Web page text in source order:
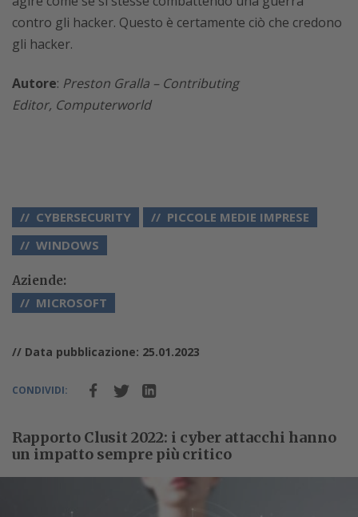
contro gli hacker. Questo è certamente ciò che credono
gli hacker.
Autore: Preston Gralla – Contributing
Editor, Computerworld
CYBERSECURITY
PICCOLE MEDIE IMPRESE
WINDOWS
Aziende:
MICROSOFT
// Data pubblicazione: 25.01.2023
CONDIVIDI:
Rapporto Clusit 2022: i cyber attacchi hanno
un impatto sempre più critico